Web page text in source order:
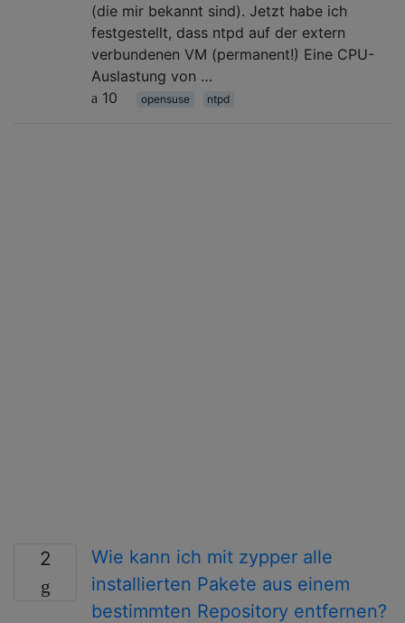
(die mir bekannt sind). Jetzt habe ich
festgestellt, dass ntpd auf der extern
verbundenen VM (permanent!) Eine CPU-
Auslastung von …
10
opensuse ntpd
2
Wie kann ich mit zypper alle
installierten Pakete aus einem
bestimmten Repository entfernen?